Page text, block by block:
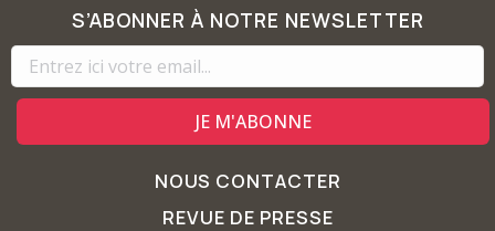
S’ABONNER À NOTRE NEWSLETTER
NOUS CONTACTER
REVUE DE PRESSE